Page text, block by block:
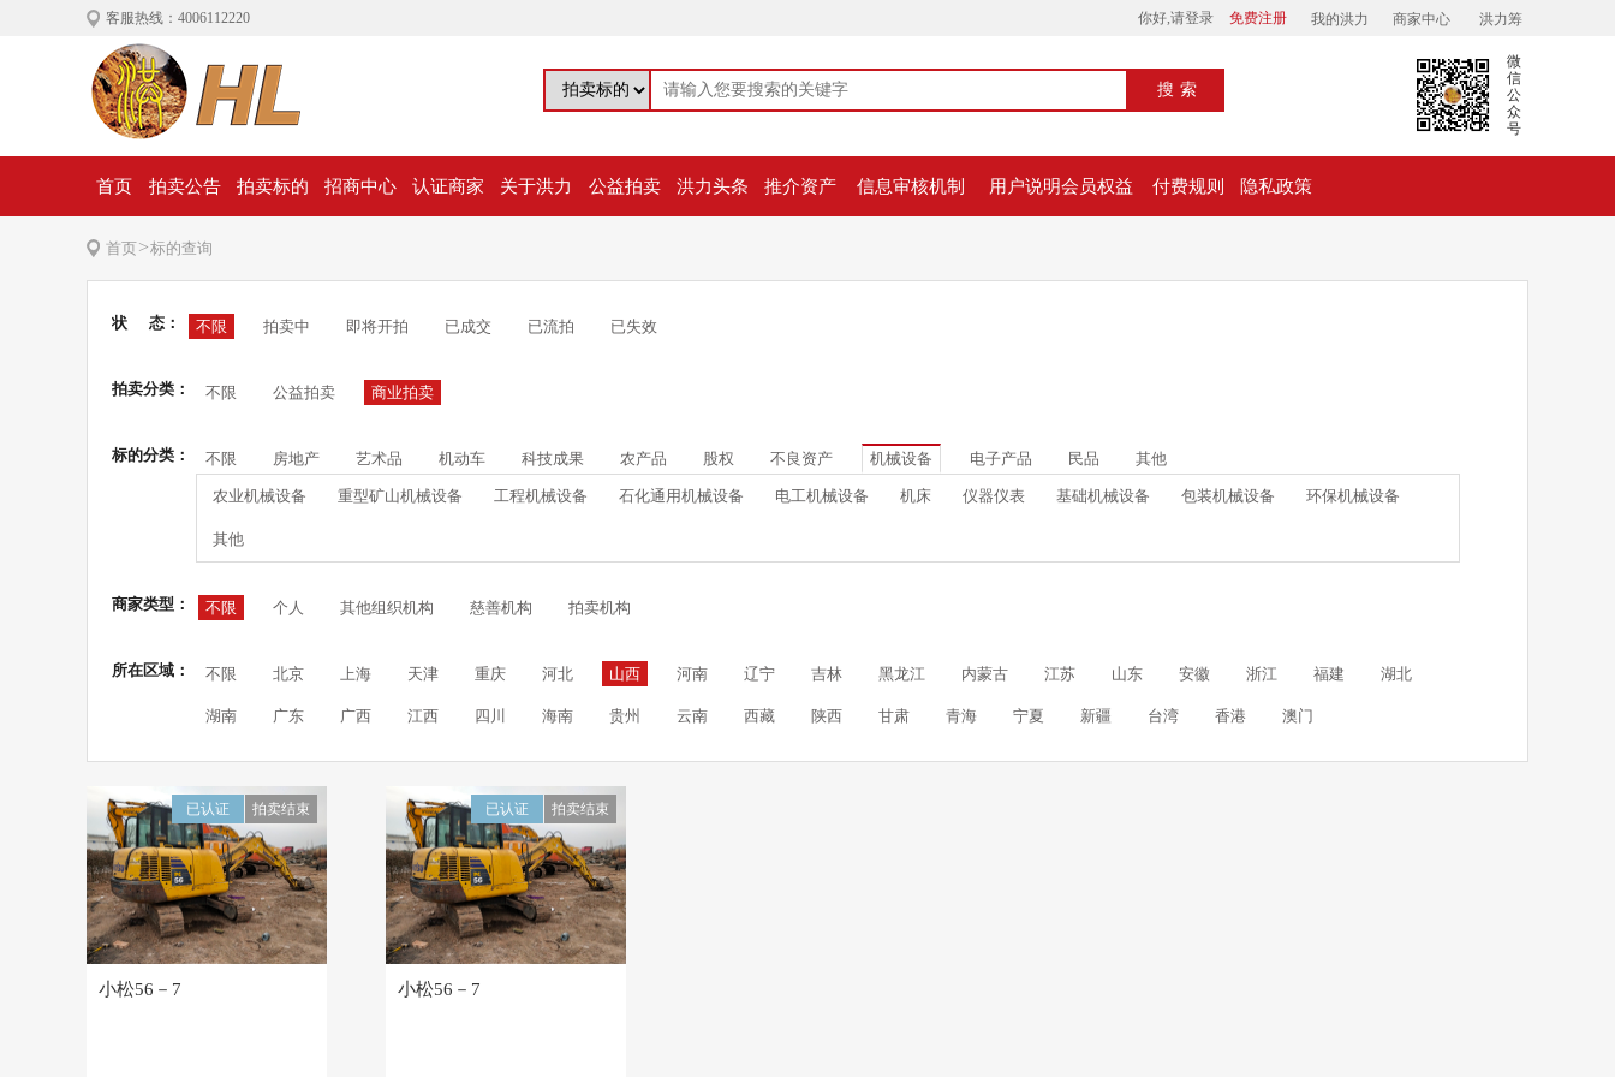
客服热线：4006112220 你好,请登录 免费注册 我的洪力 商家中心 洪力筹
搜索
微
信
公
众
号
首页 拍卖公告 拍卖标的 招商中心 认证商家 关于洪力 公益拍卖 洪力头条 推介资产 信息审核机制 用户说明会员权益 付费规则 隐私政策
首页>标的查询
状 态： 不限 拍卖中 即将开拍 已成交 已流拍 已失效
拍卖分类： 不限 公益拍卖 商业拍卖
标的分类： 不限 房地产 艺术品 机动车 科技成果 农产品 股权 不良资产 机械设备 电子产品 民品 其他
农业机械设备 重型矿山机械设备 工程机械设备 石化通用机械设备 电工机械设备 机床 仪器仪表 基础机械设备 包装机械设备 环保机械设备
其他
商家类型： 不限 个人 其他组织机构 慈善机构 拍卖机构
所在区域： 不限 北京 上海 天津 重庆 河北 山西 河南 辽宁 吉林 黑龙江 内蒙古 江苏 山东 安徽 浙江 福建 湖北
湖南 广东 广西 江西 四川 海南 贵州 云南 西藏 陕西 甘肃 青海 宁夏 新疆 台湾 香港 澳门
拍卖结束
已认证
小松56－7
拍卖结束
已认证
小松56－7